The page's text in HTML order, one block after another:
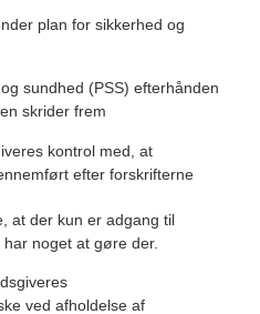
plan for sikkerhed og
sundhed (PSS) efterhånden
skrider frem
kontrol med, at
efter forskrifterne
at der kun er adgang til
noget at gøre der.
ved afholdelse af